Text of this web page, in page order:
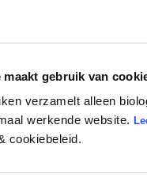
maakt gebruik van
verzamelt alleen
werkende website.
cookiebeleid.